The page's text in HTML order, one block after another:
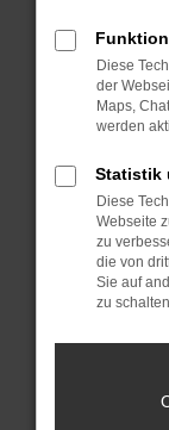
Fenster?
Starte
Das
Probleme
sind.
führen,
Wende
Wenn du
hast,
Diese
der
Maps,
werden
Statistik
Diese
Webseite
zu
die von
Sie auf
zu